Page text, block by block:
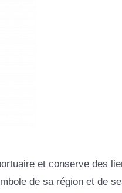
et conserve des
de sa région et de